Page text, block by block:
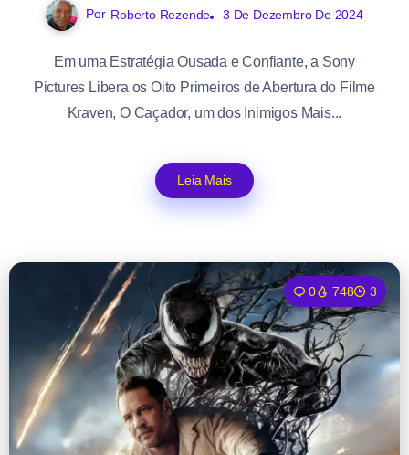
Por Roberto Rezende 3 De Dezembro De 2024
Em uma Estratégia Ousada e Confiante, a Sony
Pictures Libera os Oito Primeiros de Abertura do Filme
Kraven, O Caçador, um dos Inimigos Mais...
Leia Mais
0 748 3